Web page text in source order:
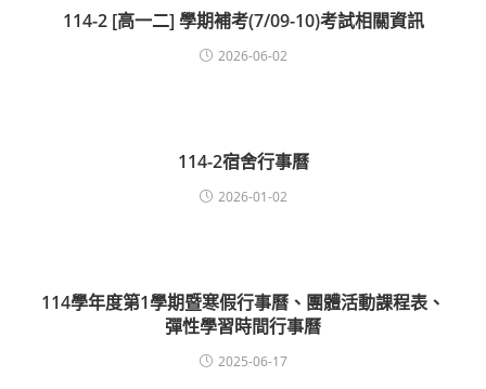
114-2 [高一二] 學期補考(7/09-10)考試相關資訊
2026-06-02
114-2宿舍行事曆
2026-01-02
114學年度第1學期暨寒假行事曆、團體活動課程表、
彈性學習時間行事曆
2025-06-17